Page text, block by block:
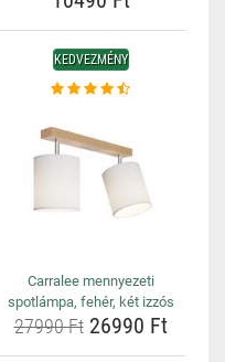
KEDVEZMÉNY
Carralee mennyezeti
spotlámpa, fehér, két izzós
27990 Ft26990 Ft